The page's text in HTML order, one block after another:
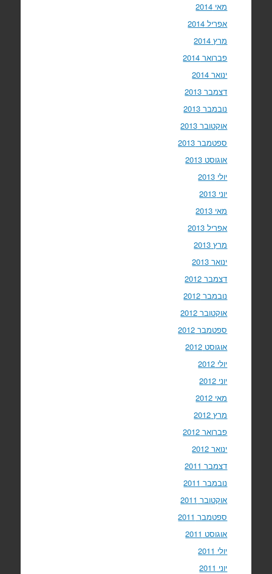
מאי 2014
אפריל 2014
מרץ 2014
פברואר 2014
ינואר 2014
דצמבר 2013
נובמבר 2013
אוקטובר 2013
ספטמבר 2013
אוגוסט 2013
יולי 2013
יוני 2013
מאי 2013
אפריל 2013
מרץ 2013
ינואר 2013
דצמבר 2012
נובמבר 2012
אוקטובר 2012
ספטמבר 2012
אוגוסט 2012
יולי 2012
יוני 2012
מאי 2012
מרץ 2012
פברואר 2012
ינואר 2012
דצמבר 2011
נובמבר 2011
אוקטובר 2011
ספטמבר 2011
אוגוסט 2011
יולי 2011
יוני 2011